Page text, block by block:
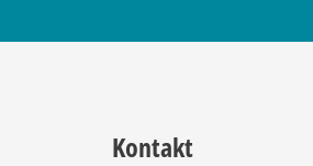
Kontakt